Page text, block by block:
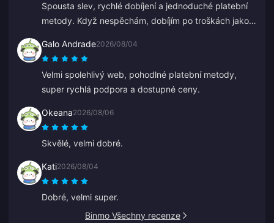
Spousta slev, rychlé dobíjení a jednoduché platební
metody. Když nespěchám, dobíjím po troškách jako
tom už několika přátelům.
Galo Andrade2026/08/04
Velmi spolehlivý web, pohodlné platební metody,
super rychlá podpora a dostupné ceny.
Okeana2026/08/06
Skvělé, velmi dobré.
Kati2026/08/04
Dobré, velmi super.
Binmo Všechny recenze